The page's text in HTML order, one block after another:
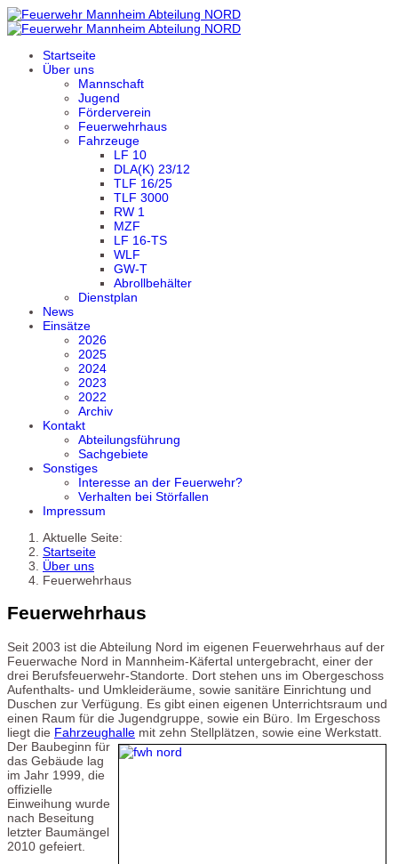
Startseite
Über uns
Mannschaft
Jugend
Förderverein
Feuerwehrhaus
Fahrzeuge
LF 10
DLA(K) 23/12
TLF 16/25
TLF 3000
RW 1
MZF
LF 16-TS
WLF
GW-T
Abrollbehälter
Dienstplan
News
Einsätze
2026
2025
2024
2023
2022
Archiv
Kontakt
Abteilungsführung
Sachgebiete
Sonstiges
Interesse an der Feuerwehr?
Verhalten bei Störfallen
Impressum
Aktuelle Seite:
Startseite
Über uns
Feuerwehrhaus
Feuerwehrhaus
Seit 2003 ist die Abteilung Nord im eigenen Feuerwehrhaus auf der
Feuerwache Nord in Mannheim-Käfertal untergebracht, einer der
drei Berufsfeuerwehr-Standorte. Dort stehen uns im Obergeschoss
Aufenthalts- und Umkleideräume, sowie sanitäre Einrichtung und
Duschen zur Verfügung. Es gibt einen eigenen Unterrichtsraum und
einen Raum für die Jugendgruppe, sowie ein Büro. Im Ergeschoss
liegt die Fahrzeughalle mit zehn Stellplätzen, sowie eine Werkstatt.
Der Baubeginn für
das Gebäude lag
im Jahr 1999, die
offizielle
Einweihung wurde
nach Beseitung
letzter Baumängel
2010 gefeiert.